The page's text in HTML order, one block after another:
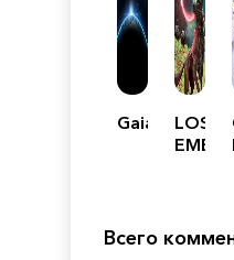
Gaia
LOST
Всего